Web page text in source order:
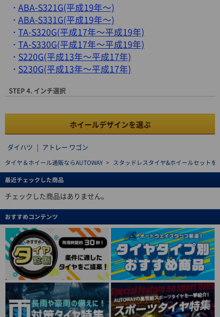
ABA-S321G(平成19年～)
ABA-S331G(平成19年～)
TA-S320G(平成17年～平成19年)
TA-S330G(平成17年～平成19年)
S220G(平成13年～平成17年)
S230G(平成13年～平成17年)
STEP 4. インチ選択
ホイールデザインを選ぶ
ダイハツ | アトレー ワゴン
タイヤ＆ホイール通販ならAUTOWAY > スタッドレスタイヤ&ホイールセット
最近チェックした商品
チェックした商品はありません。
おすすめコンテンツ